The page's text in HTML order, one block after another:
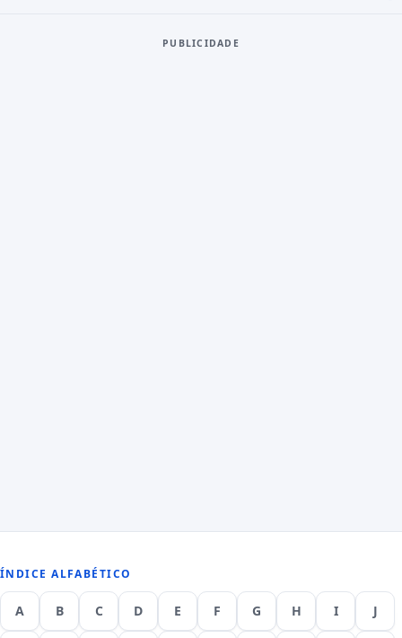
PUBLICIDADE
ÍNDICE ALFABÉTICO
A B C D E F G H I J